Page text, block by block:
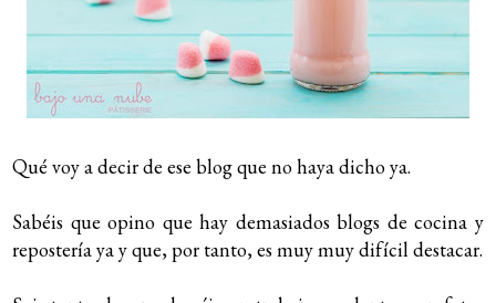
Qué voy a decir de ese blog que no haya dicho ya.
Sabéis que opino que hay demasiados blogs de cocina y
repostería ya y que, por tanto, es muy muy difícil destacar.